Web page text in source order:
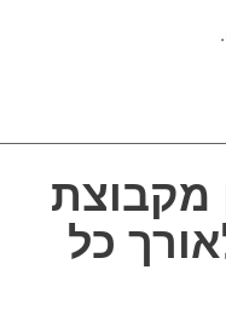
מקבוצת
כל